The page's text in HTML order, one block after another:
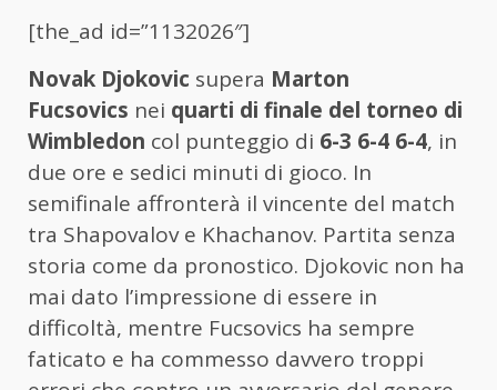
[the_ad id=”1132026″]
Novak Djokovic supera Marton
Fucsovics nei quarti di finale del torneo di
Wimbledon col punteggio di 6-3 6-4 6-4, in
due ore e sedici minuti di gioco. In
semifinale affronterà il vincente del match
tra Shapovalov e Khachanov. Partita senza
storia come da pronostico. Djokovic non ha
mai dato l’impressione di essere in
difficoltà, mentre Fucsovics ha sempre
faticato e ha commesso davvero troppi